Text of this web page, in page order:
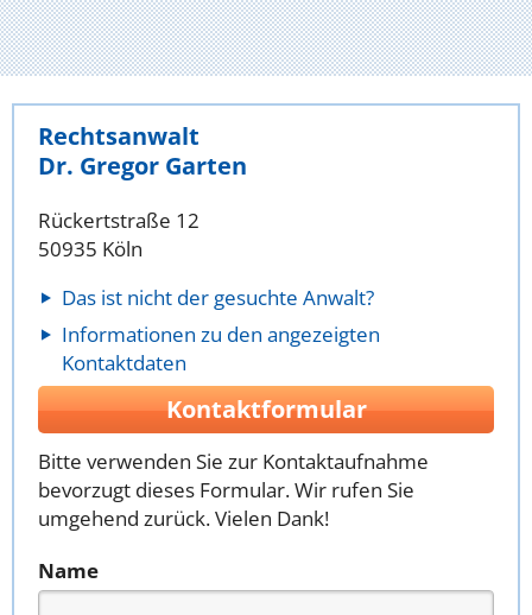
Rechtsanwalt
Dr. Gregor Garten
Rückertstraße 12
50935 Köln
Das ist nicht der gesuchte Anwalt?
Informationen zu den angezeigten
Kontaktdaten
Kontaktformular
Bitte verwenden Sie zur Kontaktaufnahme
bevorzugt dieses Formular. Wir rufen Sie
umgehend zurück. Vielen Dank!
Name